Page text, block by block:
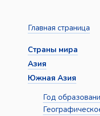
Главная страница
Страны мира
Азия
Южная Азия
Год